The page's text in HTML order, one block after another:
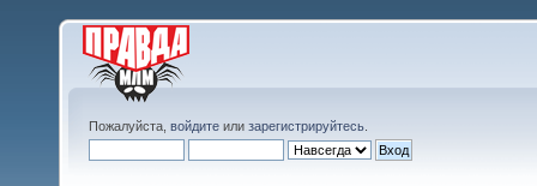
Пожалуйста, войдите или зарегистрируйтесь